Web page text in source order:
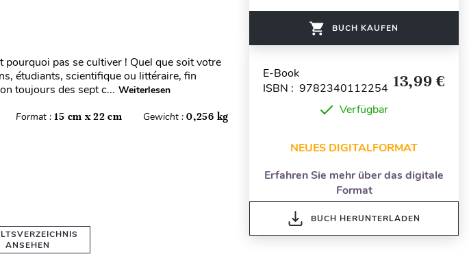
pas se cultiver ! Quel que soit votre
étudiants, scientifique ou littéraire, fin
toujours des sept c... Weiterlesen
Format :15 cm x 22 cm Gewicht :0,256 kg
ANSEHEN
BUCH KAUFEN
E-Book
ISBN : 9782340112254 13,99 €
Verfügbar
NEUES DIGITALFORMAT
Erfahren Sie mehr über das digitale
Format
BUCH HERUNTERLADEN